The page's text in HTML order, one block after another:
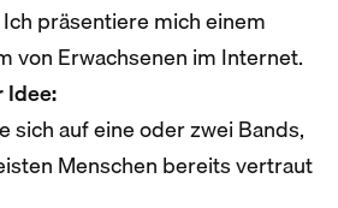
Ich präsentiere mich einem
von Erwachsenen im Internet.
Idee:
sich auf eine oder zwei Bands,
Menschen bereits vertraut